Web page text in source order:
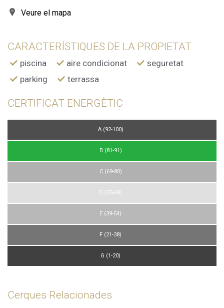
Veure el mapa
CARACTERÍSTIQUES DE LA PROPIETAT
piscina aire condicionat
seguretat
parking
terrassa
CERTIFICAT ENERGÈTIC
A (92-100)
B (81-91)
C (69-80)
D (55-68)
E (39-54)
F (21-38)
G (1-20)
Cerques Relacionades